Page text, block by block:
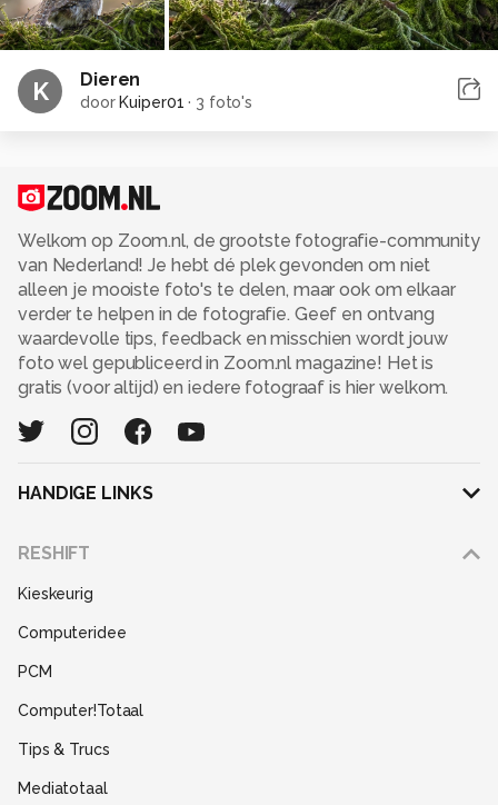
K Dieren
door Kuiper01 · 3 foto's
Welkom op Zoom.nl, de grootste fotografie-community
van Nederland! Je hebt dé plek gevonden om niet
alleen je mooiste foto's te delen, maar ook om elkaar
verder te helpen in de fotografie. Geef en ontvang
waardevolle tips, feedback en misschien wordt jouw
foto wel gepubliceerd in Zoom.nl magazine! Het is
gratis (voor altijd) en iedere fotograaf is hier welkom.
HANDIGE LINKS
RESHIFT
Kieskeurig
Computeridee
PCM
Computer!Totaal
Tips & Trucs
Mediatotaal